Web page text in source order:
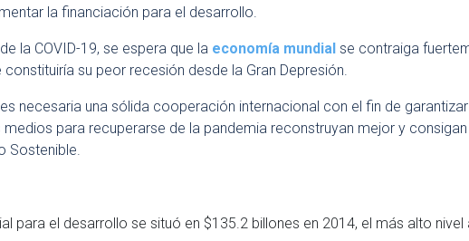
la financiación para el desarrollo.
la COVID-19, se espera que la economía mundial se contraiga
constituiría su peor recesión desde la Gran Depresión.
necesaria una sólida cooperación internacional con el fin de
para recuperarse de la pandemia reconstruyan mejor y
Sostenible.
para el desarrollo se situó en $135.2 billones en 2014, el más alto nivel